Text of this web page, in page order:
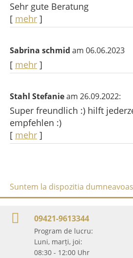
Sehr gute Beratung
[ mehr ]
Sabrina schmid am 06.06.2023
[ mehr ]
Stahl Stefanieam 26.09.2022:
Super freundlich :) hilft
empfehlen :)
[ mehr ]
Suntem la dispozitia
09421-9613344
Program de lucru:
Luni, marți, joi:
08:30 - 12:00 Uhr